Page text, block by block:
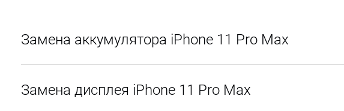
Замена аккумулятора iPhone 11 Pro Max
Замена дисплея iPhone 11 Pro Max